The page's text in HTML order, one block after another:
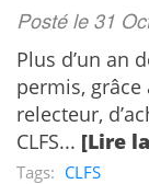
Posté le 31
Plus d’un an
permis,
relecteur,
CLFS... [Lire
Tags: CLFS